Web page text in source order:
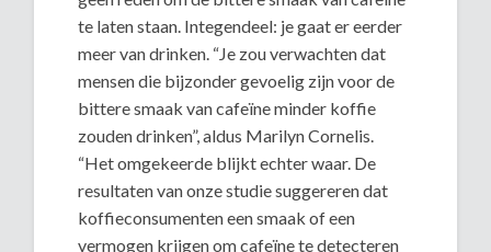
te laten staan. Integendeel: je gaat er eerder
meer van drinken. “Je zou verwachten dat
mensen die bijzonder gevoelig zijn voor de
bittere smaak van cafeïne minder koffie
zouden drinken”, aldus Marilyn Cornelis.
“Het omgekeerde blijkt echter waar. De
resultaten van onze studie suggereren dat
koffieconsumenten een smaak of een
vermogen krijgen om cafeïne te detecteren